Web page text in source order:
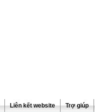
Liên kết website Trợ giúp